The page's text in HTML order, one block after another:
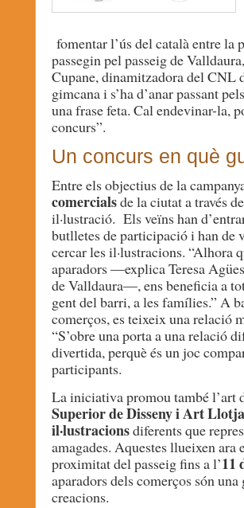
fomentar l’ús del català entre la
passegin pel passeig de
Cupane, dinamitzadora del CNL
gimcana i s’ha d’anar passant
una frase feta. Cal endevinar-la,
concurs”.
Un concurs en què
Entre els objectius de la
comercialsde la ciutat a través
il·lustració. Els veïns han
butlletes de participació i han de
cercar les il·lustracions. “Alhora
aparadors —explica Teresa
de Valldaura—, ens beneficia a
gent del barri, a les famílies.” A
comerços, es teixeix una relació
“S’obre una porta a una relació
divertida, perquè és un joc
participants.
La iniciativa promou també l’art
Superior de Disseny i Art Llotja
il·lustracionsdiferents que
amagades. Aquestes llueixen
proximitat del passeig fins a l’11
aparadors dels comerços són
creacions.